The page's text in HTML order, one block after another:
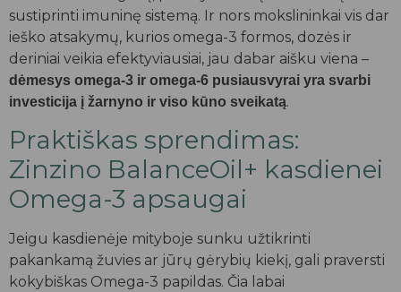
sustiprinti imuninę sistemą. Ir nors mokslininkai vis dar
ieško atsakymų, kurios omega-3 formos, dozės ir
deriniai veikia efektyviausiai, jau dabar aišku viena –
dėmesys omega-3 ir omega-6 pusiausvyrai yra svarbi
investicija į žarnyno ir viso kūno sveikatą.
Praktiškas sprendimas:
Zinzino BalanceOil+ kasdienei
Omega-3 apsaugai
Jeigu kasdienėje mityboje sunku užtikrinti
pakankamą žuvies ar jūrų gėrybių kiekį, gali praversti
kokybiškas Omega-3 papildas. Čia labai